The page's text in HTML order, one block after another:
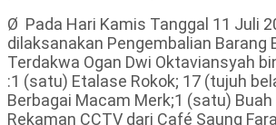
Ø Pada Hari Kamis Tanggal 11 Juli
dilaksanakan Pengembalian Barang
Terdakwa Ogan Dwi Oktaviansyah
:1 (satu) Etalase Rokok; 17 (tujuh
Berbagai Macam Merk;1 (satu)
Rekaman CCTV dari Café Saung